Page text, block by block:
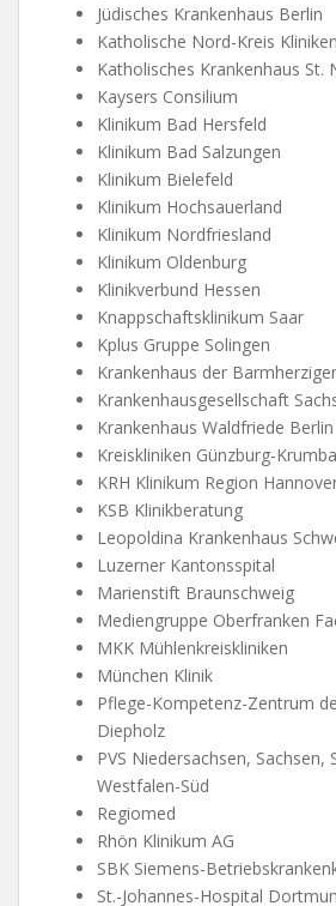
Jüdisches Krankenhaus Berlin
Katholische Nord-Kreis
Katholisches Krankenhaus St.
Kaysers Consilium
Klinikum Bad Hersfeld
Klinikum Bad Salzungen
Klinikum Bielefeld
Klinikum Hochsauerland
Klinikum Nordfriesland
Klinikum Oldenburg
Klinikverbund Hessen
Knappschaftsklinikum Saar
Kplus Gruppe Solingen
Krankenhaus der
Krankenhausgesellschaft
Krankenhaus Waldfriede Berlin
Kreiskliniken Günzburg-
KRH Klinikum Region
KSB Klinikberatung
Leopoldina Krankenhaus
Luzerner Kantonsspital
Marienstift Braunschweig
Mediengruppe Oberfranken
MKK Mühlenkreiskliniken
München Klinik
Pflege-Kompetenz-Zentrum
Diepholz
PVS Niedersachsen, Sachsen,
Westfalen-Süd
Regiomed
Rhön Klinikum AG
SBK Siemens-
St.-Johannes-Hospital